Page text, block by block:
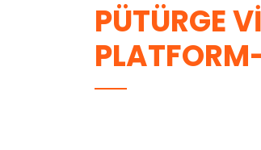
PÜTÜRGE